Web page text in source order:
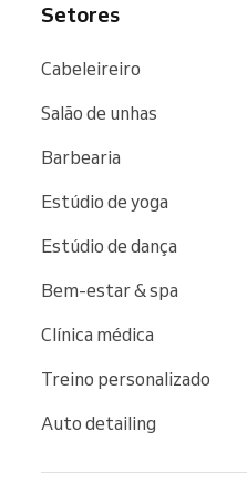
Setores
Cabeleireiro
Salão de unhas
Barbearia
Estúdio de yoga
Estúdio de dança
Bem-estar & spa
Clínica médica
Treino personalizado
Auto detailing